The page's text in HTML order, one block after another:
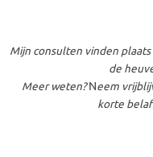
Mijn consulten vinden
de
Meer weten?Neem
korte